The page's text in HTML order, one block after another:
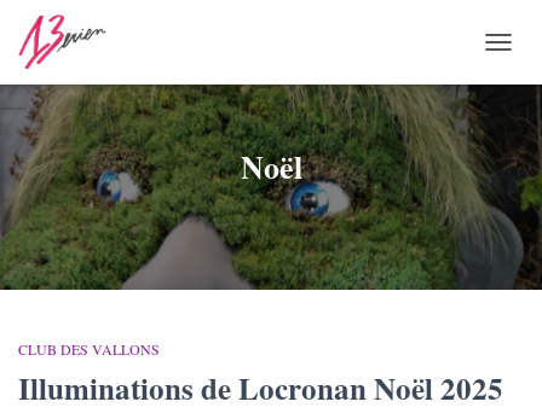
LA
Noël
CLUB DES VALLONS
Illuminations de Locronan Noël 2025